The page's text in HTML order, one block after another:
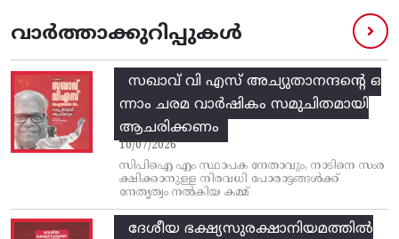
വാർത്താക്കുറിപ്പുകൾ
സഖാവ് വി എസ്‌ അച്യുതാനന്ദന്റെ ഒ
ന്നാം ചരമ വാര്‍ഷികം സമുചിതമായി
ആചരിക്കണം
10/07/2026
സിപിഐ എം സ്ഥാപക നേതാവും, നാടിനെ സംര
ക്ഷിക്കാനുള്ള നിരവധി പോരാട്ടങ്ങള്‍ക്ക്‌
നേതൃത്വം നല്‍കിയ കമ്മ്
ദേശീയ ഭക്ഷ്യസുരക്ഷാനിയമത്തിൽ